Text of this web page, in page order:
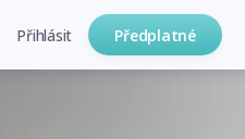
Přihlásit Předplatné